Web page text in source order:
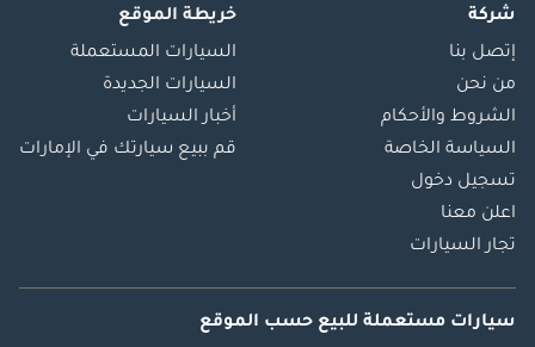
شركة
إتصل بنا
من نحن
الشروط والأحكام
السياسة الخاصة
تسجيل دخول
اعلن معنا
تجار السيارات
خريطة الموقع
السيارات المستعملة
السيارات الجديدة
أخبار السيارات
قم ببيع سيارتك في الإمارات
سيارات مستعملة للبيع حسب الموقع